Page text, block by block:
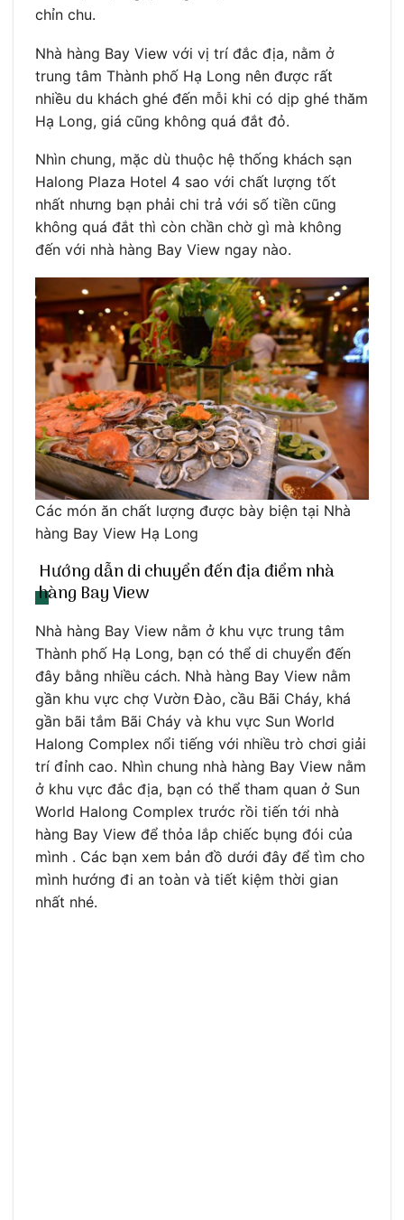
chỉn chu.
Nhà hàng Bay View với vị trí đắc địa, nằm ở
trung tâm Thành phố Hạ Long nên được rất
nhiều du khách ghé đến mỗi khi có dịp ghé thăm
Hạ Long, giá cũng không quá đắt đỏ.
Nhìn chung, mặc dù thuộc hệ thống khách sạn
Halong Plaza Hotel 4 sao với chất lượng tốt
nhất nhưng bạn phải chi trả với số tiền cũng
không quá đắt thì còn chần chờ gì mà không
đến với nhà hàng Bay View ngay nào.
Các món ăn chất lượng được bày biện tại Nhà
hàng Bay View Hạ Long
Hướng dẫn di chuyển đến địa điểm nhà
hàng Bay View
Nhà hàng Bay View nằm ở khu vực trung tâm
Thành phố Hạ Long, bạn có thể di chuyển đến
đây bằng nhiều cách. Nhà hàng Bay View nằm
gần khu vực chợ Vườn Đào, cầu Bãi Cháy, khá
gần bãi tắm Bãi Cháy và khu vực Sun World
Halong Complex nổi tiếng với nhiều trò chơi giải
trí đỉnh cao. Nhìn chung nhà hàng Bay View nằm
ở khu vực đắc địa, bạn có thể tham quan ở Sun
World Halong Complex trước rồi tiến tới nhà
hàng Bay View để thỏa lắp chiếc bụng đói của
mình . Các bạn xem bản đồ dưới đây để tìm cho
mình hướng đi an toàn và tiết kiệm thời gian
nhất nhé.